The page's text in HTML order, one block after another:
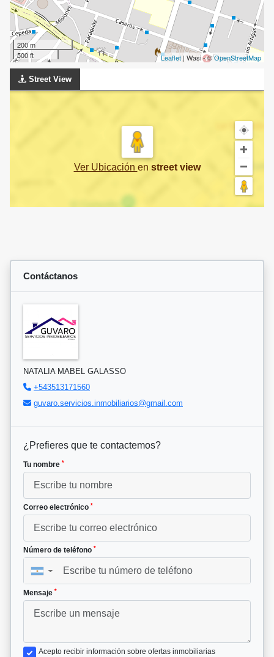
200 m
500 ft
Leaflet | Wasi - ©OpenStreetMap
Street View
Ver Ubicación en street view
Contáctanos
NATALIA MABEL GALASSO
+543513171560
guvaro.servicios.inmobiliarios@gmail.com
¿Prefieres que te contactemos?
Tu nombre *
Correo electrónico *
Número de teléfono *
▼
Mensaje *
Acepto recibir información sobre ofertas inmobiliarias